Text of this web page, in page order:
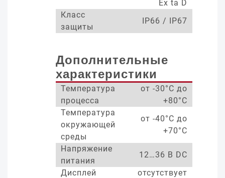
Ex ta D
Класс
защиты
IP66 / IP67
Дополнительные
характеристики
Температура
процесса
от -30°С до
+80°С
Температура
окружающей
среды
от -40°С до
+70°С
Напряжение
питания
12…36 В DC
Дисплей
отсутствует